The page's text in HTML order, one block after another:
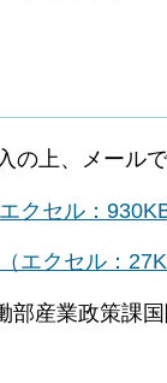
の上、メール
クセル：930KB
エクセル：
部産業政策課